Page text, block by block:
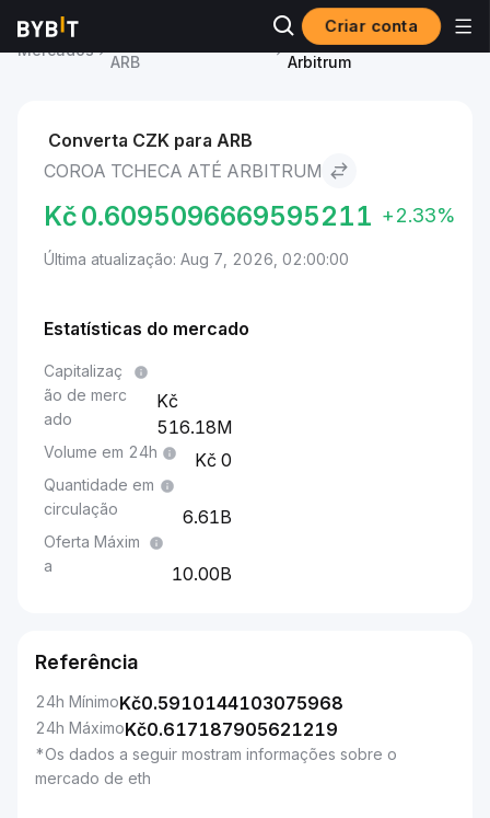
Criar conta
Mercados
ARB
Coroa Tcheca to
Arbitrum
Converta CZK para ARB
COROA TCHECA ATÉ ARBITRUM
Kč0.6095096669595211 +2.33%
Última atualização: Aug 7, 2026, 02:00:00
Estatísticas do mercado
Capitalizaç
ão de merc
ado
516.18M
Volume em 24h 0
Quantidade em
circulação
6.61B
Oferta Máxim
a
10.00B
Referência
24h MínimoKč0.5910144103075968
24h MáximoKč0.617187905621219
*Os dados a seguir mostram informações sobre o
mercado de eth